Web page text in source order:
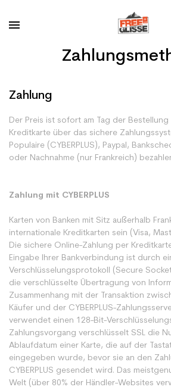
Zahlung
Der Preis ist sofort am Tag der
Kreditkarte über das sichere
Populaire (CYBERPLUS), Paypal,
oder Nachnahme (nur Frankreich)
Zahlung mit CYBERPLUS
Karten von Banken mit Sitz außerhalb
internationale Kreditkarten sein (Visa,
Die sichere Online-Zahlung per
Eingabe Ihrer Bankverbindung ist durch
Verschlüsselungsprotokoll (Secure
die verschlüsselte Übertragung von
Zusammenhang mit der Transaktion
Käufer und der CYBERPLUS-
verwendet einen 128-Bit-
Zahlungsvorgang verschlüsselt SSL die
Ablaufdatum einer Karte, die auf der
eingegeben wurde, bevor sie an den
CYBERPLUS gesendet wird. Das
Welt (über 80% der Händler-Websites